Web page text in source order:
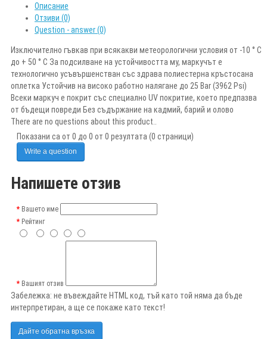
Описание
Отзиви (0)
Question - answer (0)
Изключително гъвкав при всякакви метеорологични условия от -10 ° C
до + 50 ° C За подсилване на устойчивостта му, маркучът е
технологично усъвършенстван със здрава полиестерна кръстосана
оплетка Устойчив на високо работно налягане до 25 Bar (3962 Psi)
Всеки маркуч е покрит със специално UV покритие, което предпазва
от бъдещи повреди Без съдържание на кадмий, барий и олово
There are no questions about this product..
Показани са от 0 до 0 от 0 резултата (0 страници)
Write a question
Напишете отзив
Вашето име
Рейтинг
Вашият отзив
Забележка: не въвеждайте HTML код, тъй като той няма да бъде
интерпретиран, а ще се покаже като текст!
Дайте обратна връзка